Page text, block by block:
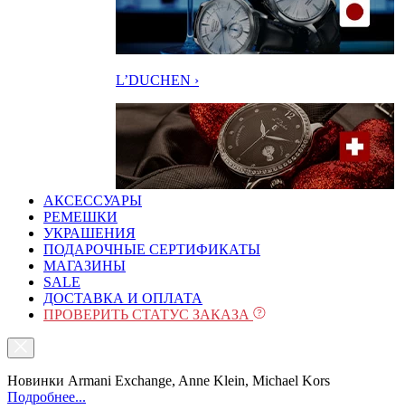
L’DUCHEN ›
АКСЕССУАРЫ
РЕМЕШКИ
УКРАШЕНИЯ
ПОДАРОЧНЫЕ СЕРТИФИКАТЫ
МАГАЗИНЫ
SALE
ДОСТАВКА И ОПЛАТА
ПРОВЕРИТЬ СТАТУС ЗАКАЗА
Новинки Armani Exchange, Anne Klein, Michael Kors
Подробнее...